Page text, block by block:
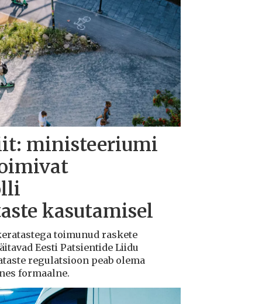
ministeeriumi
kasutamisel
toimunud raskete
Eesti Patsientide Liidu
regulatsioon peab olema
formaalne.